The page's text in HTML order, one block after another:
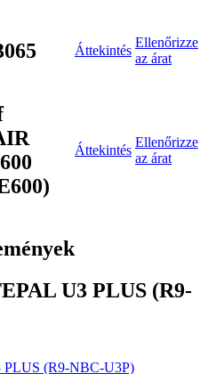
Áttekintés
Ellenőrizze
az árat
Áttekintés
Ellenőrizze
az árat
U3 PLUS (R9-